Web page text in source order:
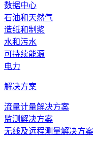
数据中心
石油和天然气
造纸和制浆
水和污水
可持续能源
电力
解决方案
流量计量解决方案
监测解决方案
无线及远程测量解决方案